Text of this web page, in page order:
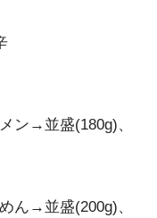
ン→並盛(180g)、
ん→並盛(200g)、